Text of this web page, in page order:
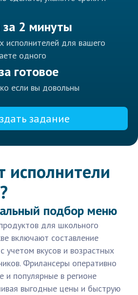
2 минуты
исполнителей для вашего
одного
готовое
если вы довольны
задание
исполнители
подбор меню
для школьного
включают составление
учетом вкусов и возрастных
Фрилансеры оперативно
и популярные в регионе
выгодные цены и быструю